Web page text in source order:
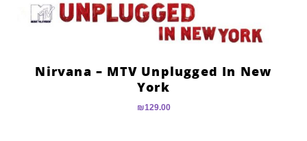
Nirvana – MTV Unplugged In New
York
₪129.00